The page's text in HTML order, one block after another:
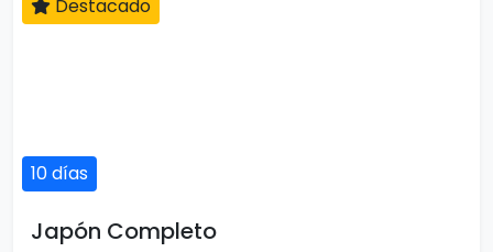
10 días
Destacado
Japón Completo